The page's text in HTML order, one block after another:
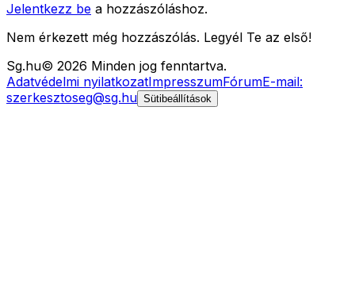
Jelentkezz be a hozzászóláshoz.
Nem érkezett még hozzászólás. Legyél Te az első!
Sg.hu© 2026 Minden jog fenntartva.
Adatvédelmi nyilatkozatImpresszumFórumE-mail:
szerkesztoseg@sg.hu Sütibeállítások